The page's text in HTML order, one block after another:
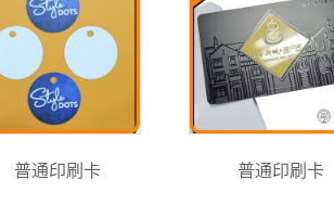
普通印刷卡 普通印刷卡